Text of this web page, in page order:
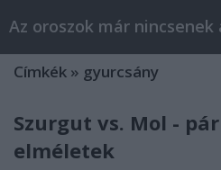
Címkék » gyurcsány
Szurgut vs. Mol -
elméletek